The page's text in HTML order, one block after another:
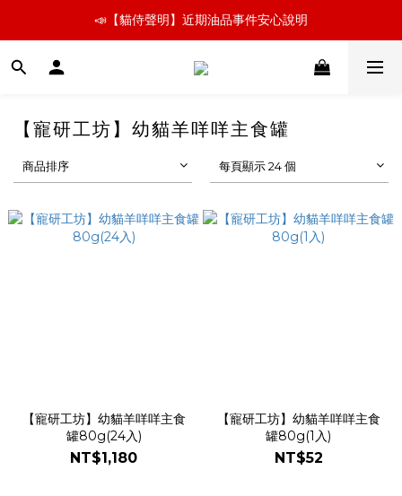
📣【貓侍聲明】近期油品事件安心說明
📣【貓侍聲明】近期油品事件安心說明
新朋友嚐鮮 🚛小份量超取免運組   👉飼料、罐罐立即看
【寵研工坊】幼貓羊咩咩主食罐
商品排序 每頁顯示 24 個
【寵研工坊】幼貓羊咩咩主食
罐80g(24入)
NT$1,180
【寵研工坊】幼貓羊咩咩主食
罐80g(1入)
NT$52